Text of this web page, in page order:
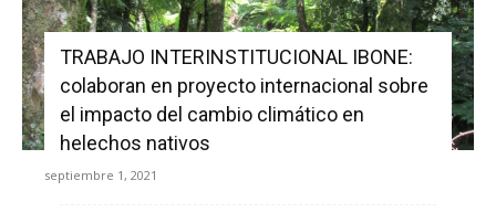
TRABAJO INTERINSTITUCIONAL IBONE:
colaboran en proyecto internacional sobre
el impacto del cambio climático en
helechos nativos
septiembre 1, 2021